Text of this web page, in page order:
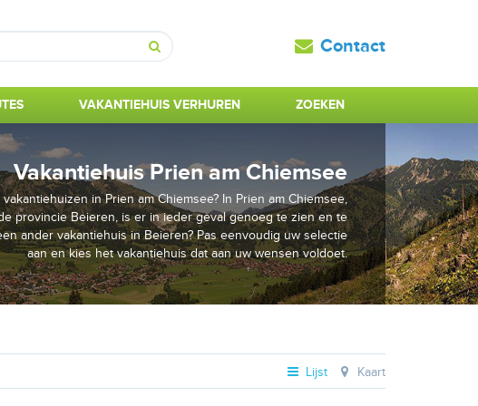
Zoeken
Contact
VAKANTIEHUIS VERHUREN ZOEKEN
Vakantiehuis Prien am Chiemsee
in Prien am Chiemsee? In Prien am Chiemsee,
provincie Beieren, is er in ieder geval genoeg te zien en te
ander vakantiehuis in Beieren? Pas eenvoudig uw selectie
aan en kies het vakantiehuis dat aan uw wensen voldoet.
Lijst Kaart